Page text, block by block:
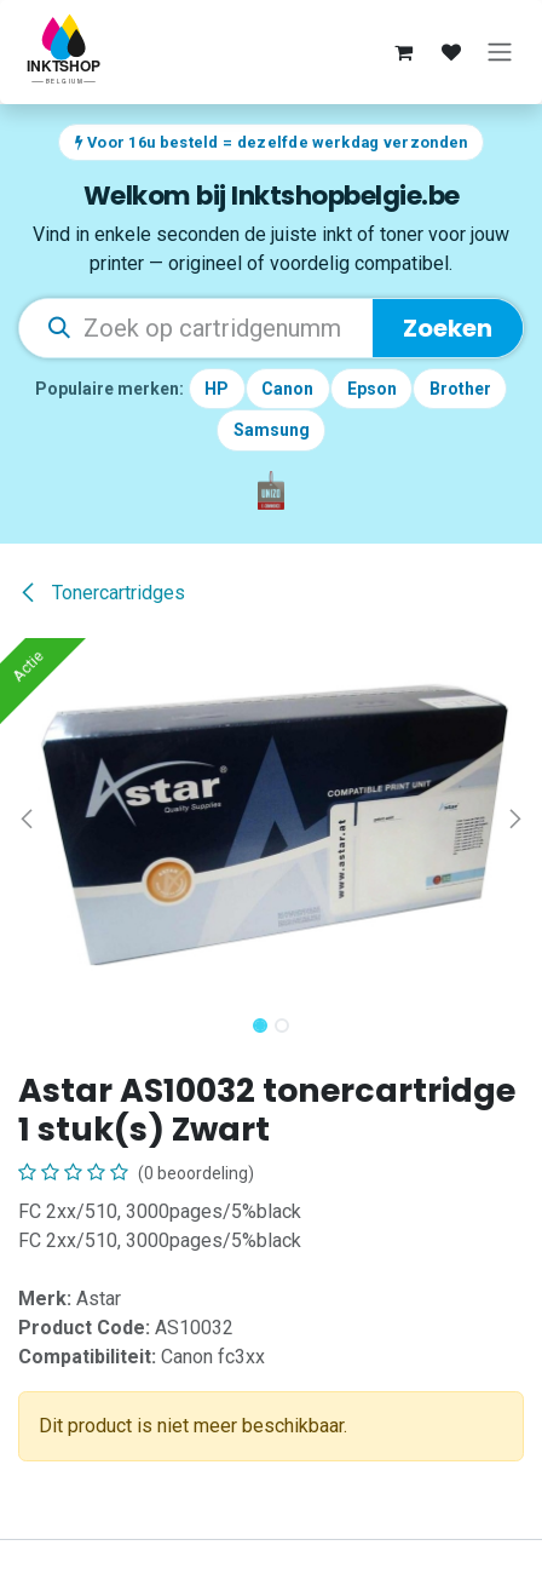
Overslaan naar inhoud
Voor 16u besteld = dezelfde werkdag verzonden
Welkom bij Inktshopbelgie.be
Vind in enkele seconden de juiste inkt of toner voor jouw
printer — origineel of voordelig compatibel.
Zoeken
Populaire merken: HP Canon Epson Brother
Samsung
Tonercartridges
Actie
Actie
Astar AS10032 tonercartridge
1 stuk(s) Zwart
(0 beoordeling)
FC 2xx/510, 3000pages/5%black
FC 2xx/510, 3000pages/5%black
Merk: Astar
Product Code: AS10032
Compatibiliteit: Canon fc3xx
Dit product is niet meer beschikbaar.